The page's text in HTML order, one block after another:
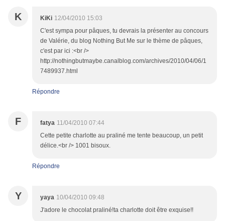
K KiKi 12/04/2010 15:03
C'est sympa pour pâques, tu devrais la présenter au concours
de Valérie, du blog Nothing But Me sur le thème de pâques,
c'est par ici :<br />
http://nothingbutmaybe.canalblog.com/archives/2010/04/06/1
7489937.html
Répondre
F fatya 11/04/2010 07:44
Cette petite charlotte au praliné me tente beaucoup, un petit
délice.<br /> 1001 bisoux.
Répondre
Y yaya 10/04/2010 09:48
J'adore le chocolat praliné!ta charlotte doit être exquise!!